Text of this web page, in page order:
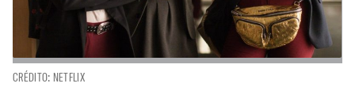
CRÉDITO: NETFLIX